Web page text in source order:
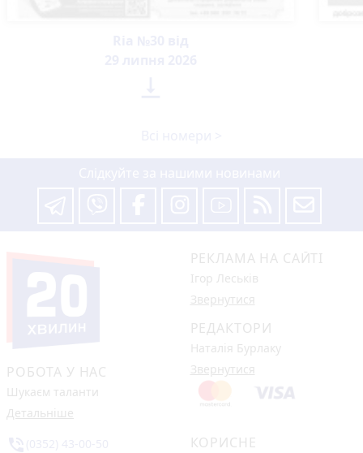
РОБОТА У НАС
Шукаєм таланти
Детальніше
РЕКЛАМА НА САЙТІ
Ігор Леськів
Звернутися
РЕДАКТОРИ
Наталія Бурлаку
Звернутися
КОРИСНЕ